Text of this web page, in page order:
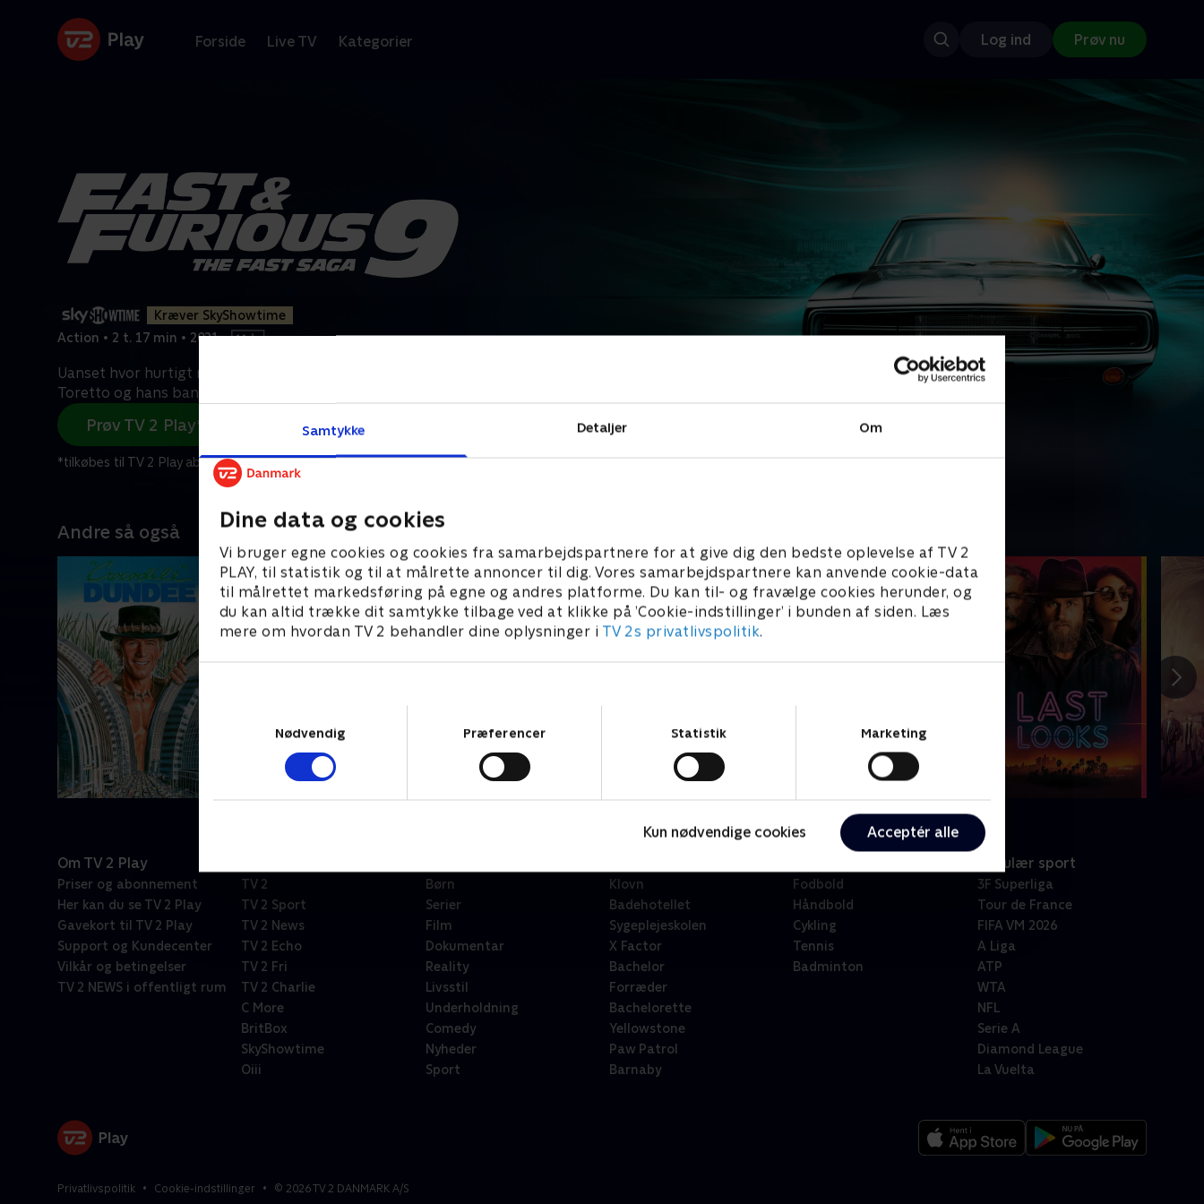
Samtykke Detaljer Om
Dine data og cookies
Vi bruger egne cookies og cookies fra samarbejdspartnere for at give dig den bedste oplevelse af TV 2
PLAY, til statistik og til at målrette annoncer til dig. Vores samarbejdspartnere kan anvende cookie-data
til målrettet markedsføring på egne og andres platforme. Du kan til- og fravælge cookies herunder, og
du kan altid trække dit samtykke tilbage ved at klikke på ’Cookie-indstillinger’ i bunden af siden. Læs
mere om hvordan TV 2 behandler dine oplysninger i TV 2s privatlivspolitik.
Nødvendig
Præferencer Statistik Marketing
Kun nødvendige cookies Acceptér alle
Forside Live TV Kategorier Log ind Prøv nu
Kræver SkyShowtime
Action • 2 t. 17 min • 2021 •
Uanset hvor hurtigt man kører, kan fortiden ikke overhales. Dom
Toretto og hans bande konfronterer en
Prøv TV 2 Play*
*tilkøbes til TV 2 Play abonnement
Andre så også
Om TV 2 Play
Priser og abonnement
Her kan du se TV 2 Play
Gavekort til TV 2 Play
Support og Kundecenter
Vilkår og betingelser
TV 2 NEWS i offentligt rum
TV 2
TV 2 Sport
TV 2 News
TV 2 Echo
TV 2 Fri
TV 2 Charlie
C More
BritBox
SkyShowtime
Oiii
Børn
Serier
Film
Dokumentar
Reality
Livsstil
Underholdning
Comedy
Nyheder
Sport
Klovn
Badehotellet
Sygeplejeskolen
X Factor
Bachelor
Forræder
Bachelorette
Yellowstone
Paw Patrol
Barnaby
Fodbold
Håndbold
Cykling
Tennis
Badminton
Populær sport
3F Superliga
Tour de France
FIFA VM 2026
A Liga
ATP
WTA
NFL
Serie A
Diamond League
La Vuelta
Privatlivspolitik Cookie-indstillinger © 2026TV 2 DANMARK A/S